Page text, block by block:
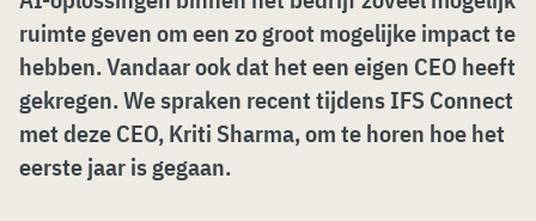
ruimte geven om een zo groot mogelijke impact te
hebben. Vandaar ook dat het een eigen CEO heeft
gekregen. We spraken recent tijdens IFS Connect
met deze CEO, Kriti Sharma, om te horen hoe het
eerste jaar is gegaan.